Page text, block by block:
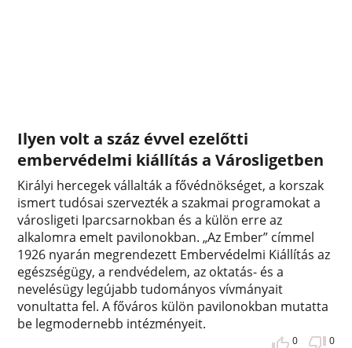
Ilyen volt a száz évvel ezelőtti
embervédelmi kiállítás a Városligetben
Királyi hercegek vállalták a fővédnökséget, a korszak
ismert tudósai szervezték a szakmai programokat a
városligeti Iparcsarnokban és a külön erre az
alkalomra emelt pavilonokban. „Az Ember” címmel
1926 nyarán megrendezett Embervédelmi Kiállítás az
egészségügy, a rendvédelem, az oktatás- és a
nevelésügy legújabb tudományos vívmányait
vonultatta fel. A főváros külön pavilonokban mutatta
be legmodernebb intézményeit.
0 0